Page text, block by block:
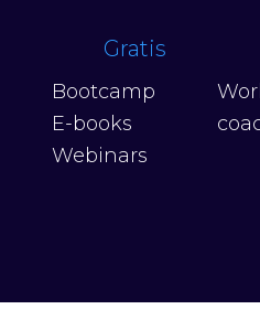
Gratis
Bootcamp
E-books
Webinars